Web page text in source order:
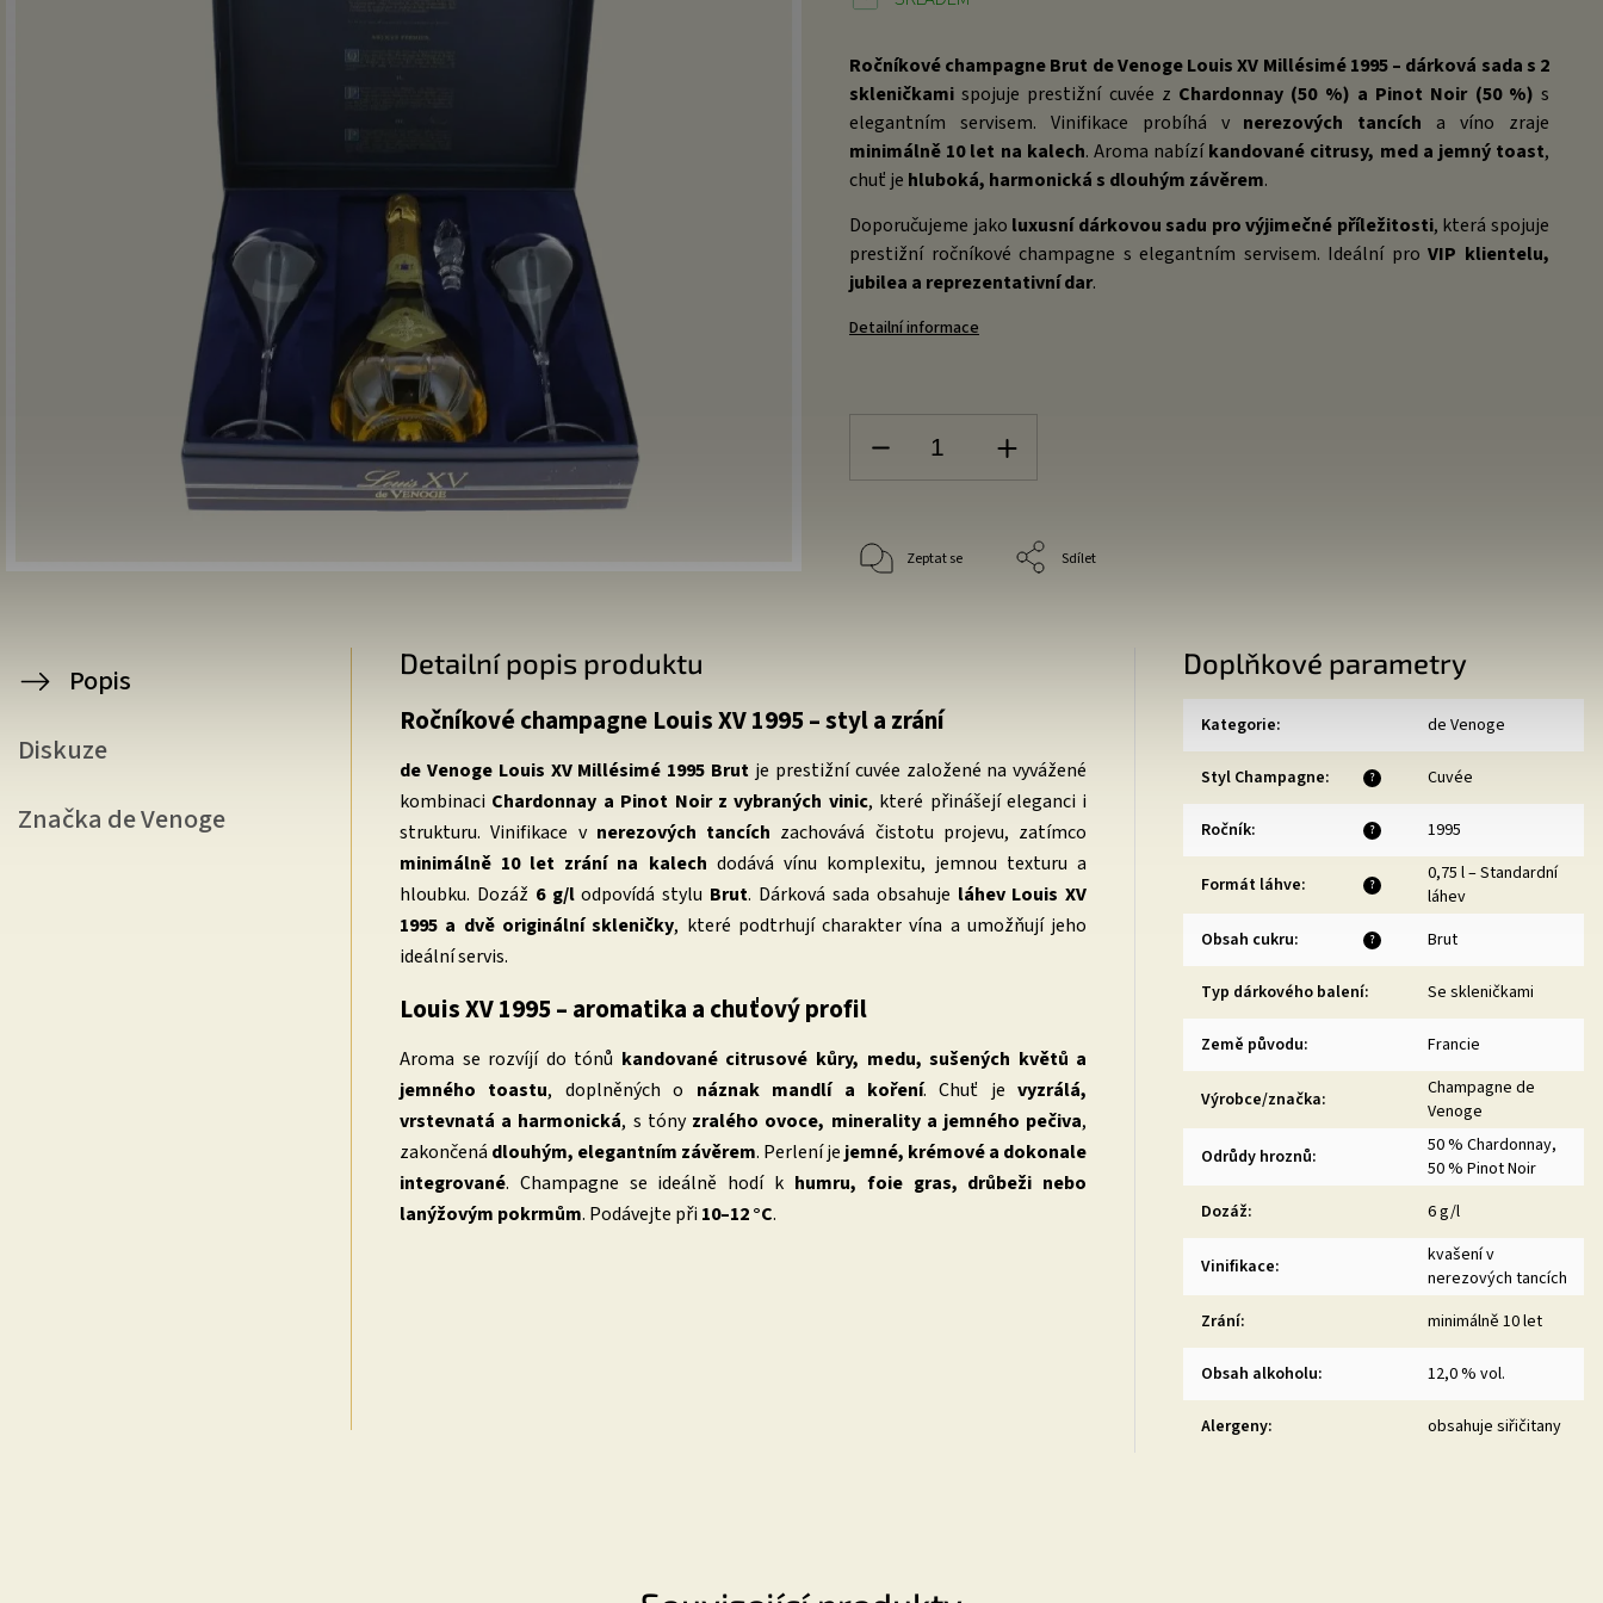
Ročníkové champagne Brut de Venoge Louis XV Millésimé 1995 – dárková sada s 2
skleničkami spojuje prestižní cuvée z Chardonnay (50 %) a Pinot Noir (50 %) s
elegantním servisem. Vinifikace probíhá v nerezových tancích a víno zraje
minimálně 10 let na kalech. Aroma nabízíkandované citrusy, med a jemný toast,
chuť je hluboká, harmonická s dlouhým závěrem.
Doporučujeme jako luxusní dárkovou sadu pro výjimečné příležitosti, která spojuje
prestižní ročníkové champagne s elegantním servisem. Ideální proVIP klientelu,
jubilea a reprezentativní dar.
Detailní informace
Zeptat se Sdílet
Popis
Diskuze
Značka de Venoge
Detailní popis produktu
Ročníkové champagne Louis XV 1995 – styl a zrání
de Venoge Louis XV Millésimé 1995 Brut je prestižní cuvée založené na vyvážené
kombinaci Chardonnay a Pinot Noir z vybraných vinic, které přinášejí eleganci i
strukturu. Vinifikace v nerezových tancích zachovává čistotu projevu, zatímco
minimálně 10 let zrání na kalech dodává vínu komplexitu, jemnou texturu a
hloubku. Dozáž 6 g/lodpovídá stylu Brut. Dárková sada obsahuje láhev Louis XV
1995 a dvě originální skleničky, které podtrhují charakter vína a umožňují jeho
ideální servis.
Louis XV 1995 – aromatika a chuťový profil
Aroma se rozvíjí do tónů kandované citrusové kůry, medu, sušených květů a
jemného toastu, doplněných o náznak mandlí a koření. Chuť jevyzrálá,
vrstevnatá a harmonická, s tóny zralého ovoce, minerality a jemného pečiva,
zakončená dlouhým, elegantním závěrem. Perlení je jemné, krémové a dokonale
integrované. Champagne se ideálně hodí k humru, foie gras, drůbeži nebo
lanýžovým pokrmům. Podávejte při 10–12 °C.
Doplňkové parametry
Kategorie: de Venoge
?
Styl Champagne: Cuvée
?
Ročník: 1995
?
Formát láhve:
0,75 l – Standardní
láhev
?
Obsah cukru: Brut
Typ dárkového balení: Se skleničkami
Země původu: Francie
Výrobce/značka:
Champagne de
Venoge
Odrůdy hroznů:
50 % Chardonnay,
50 % Pinot Noir
Dozáž: 6 g/l
Vinifikace:
kvašení v
nerezových tancích
Zrání: minimálně 10 let
Obsah alkoholu: 12,0 % vol.
Alergeny: obsahuje siřičitany